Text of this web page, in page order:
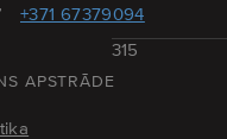
+371 67379094
+371 29215315
APSTRĀDE